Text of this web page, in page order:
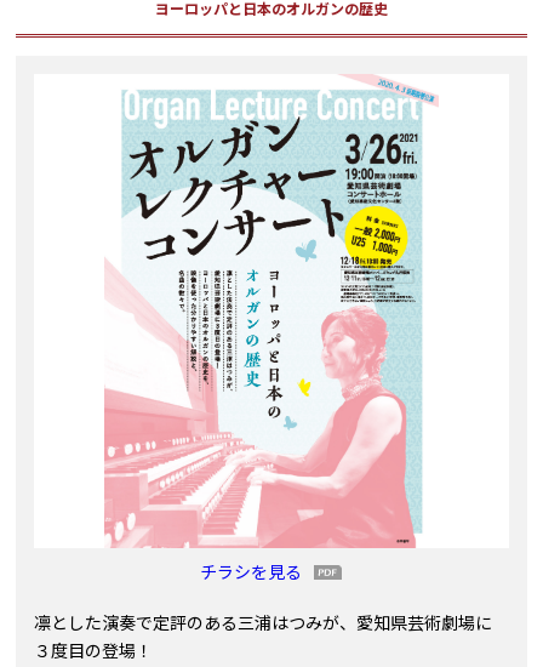
ヨーロッパと日本のオルガンの歴史
チラシを見る
凛とした演奏で定評のある三浦はつみが、愛知県芸術劇場に
３度目の登場！